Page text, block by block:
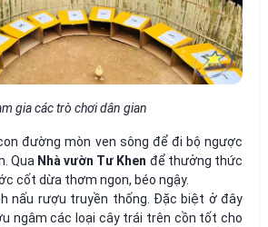
gia các trò chơi dân gian
đường mòn ven sông để đi bộ ngược
Qua Nhà vườn Tư Khen để thưởng thức
cốt dừa thơm ngon, béo ngậy.
nấu rượu truyền thống. Đặc biệt ở đây
ngâm các loại cây trái trên cồn tốt cho